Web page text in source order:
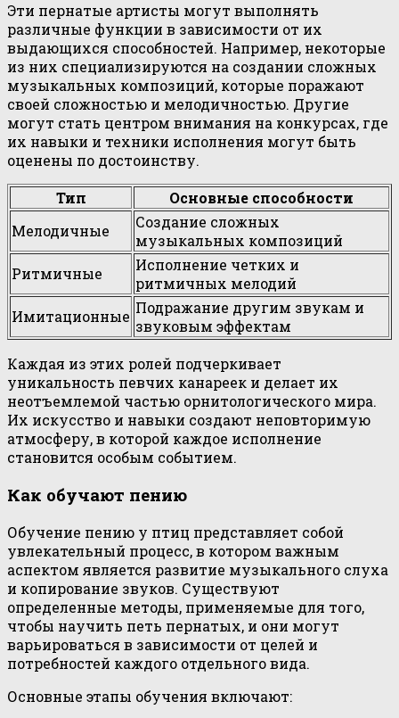
Эти пернатые артисты могут выполнять
различные функции в зависимости от их
выдающихся способностей. Например, некоторые
из них специализируются на создании сложных
музыкальных композиций, которые поражают
своей сложностью и мелодичностью. Другие
могут стать центром внимания на конкурсах, где
их навыки и техники исполнения могут быть
оценены по достоинству.
Тип
Основные способности
Мелодичные
Создание сложных
музыкальных композиций
Ритмичные
Исполнение четких и
ритмичных мелодий
Имитационные Подражание другим звукам и
звуковым эффектам
Каждая из этих ролей подчеркивает
уникальность певчих канареек и делает их
неотъемлемой частью орнитологического мира.
Их искусство и навыки создают неповторимую
атмосферу, в которой каждое исполнение
становится особым событием.
Как обучают пению
Обучение пению у птиц представляет собой
увлекательный процесс, в котором важным
аспектом является развитие музыкального слуха
и копирование звуков. Существуют
определенные методы, применяемые для того,
чтобы научить петь пернатых, и они могут
варьироваться в зависимости от целей и
потребностей каждого отдельного вида.
Основные этапы обучения включают: